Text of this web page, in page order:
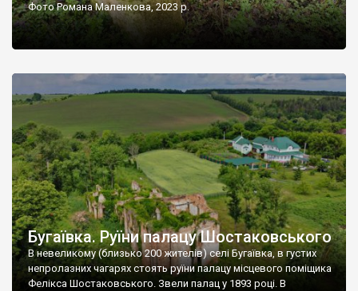
Фото Романа Маленкова, 2023 р.
Бугаївка. Руїни палацу Шостаковського
В невеликому (близько 200 жителів) селі Бугаївка, в густих
непролазних чагарях стоять руїни палацу місцевого поміщика
Фелікса Шостаковського. Звели палац у 1893 році. В